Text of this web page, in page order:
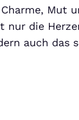
Mut
nur die
auch das